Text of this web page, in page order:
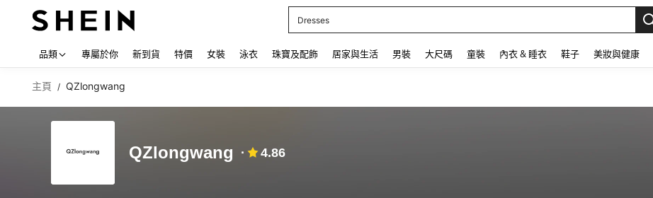
Dresses
品類 專屬於你 新到貨 特價 女裝 泳衣 珠寶及配飾 居家與生活 男裝 大尺碼 童裝 內衣 & 睡衣 鞋子 美妝與健康
主頁 / QZlongwang
QZlongwang 4.86